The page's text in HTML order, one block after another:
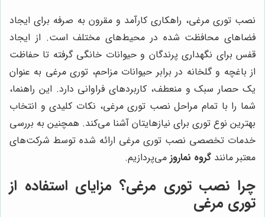
نصب توری مرغی، راهکاری کارآمد و مقرون به صرفه برای ایجاد
فضاهای محافظت شده در محیط‌های مختلف است. از ایجاد
قفس برای نگهداری پرندگان و حیوانات خانگی گرفته تا حفاظت
از باغچه و گلخانه در برابر حیوانات مزاحم، توری مرغی به عنوان
یک حصار سبک و منعطف، کاربردهای فراوانی دارد. این راهنما،
شما را با تمام مراحل نصب توری مرغی، نکات کلیدی و انتخاب
بهترین نوع توری برای نیازهایتان آشنا می‌کند. همچنین به بررسی
خدمات تخصصی نصب توری مرغی ارائه شده توسط شرکت‌های
معتبر مانند گروه نماروز می‌پردازیم.
چرا نصب توری مرغی؟ مزایای استفاده از
توری مرغی